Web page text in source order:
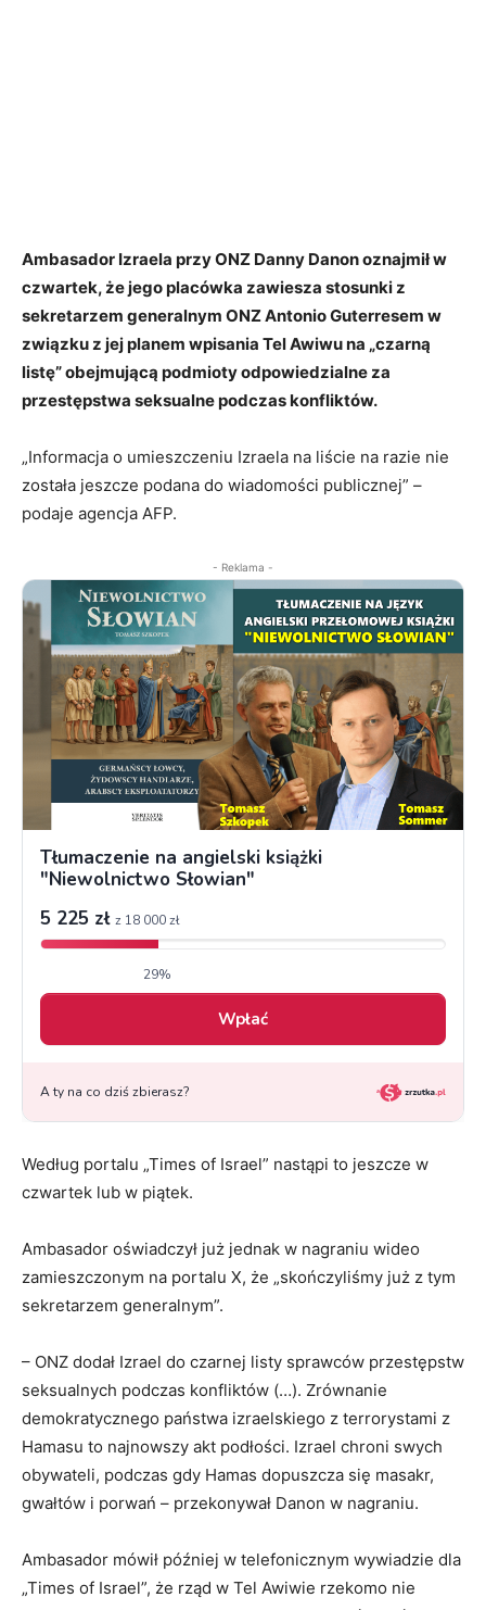
Ambasador Izraela przy ONZ Danny Danon oznajmił w
czwartek, że jego placówka zawiesza stosunki z
sekretarzem generalnym ONZ Antonio Guterresem w
związku z jej planem wpisania Tel Awiwu na „czarną
listę” obejmującą podmioty odpowiedzialne za
przestępstwa seksualne podczas konfliktów.
„Informacja o umieszczeniu Izraela na liście na razie nie
została jeszcze podana do wiadomości publicznej” –
podaje agencja AFP.
- Reklama -
Według portalu „Times of Israel” nastąpi to jeszcze w
czwartek lub w piątek.
Ambasador oświadczył już jednak w nagraniu wideo
zamieszczonym na portalu X, że „skończyliśmy już z tym
sekretarzem generalnym”.
– ONZ dodał Izrael do czarnej listy sprawców przestępstw
seksualnych podczas konfliktów (…). Zrównanie
demokratycznego państwa izraelskiego z terrorystami z
Hamasu to najnowszy akt podłości. Izrael chroni swych
obywateli, podczas gdy Hamas dopuszcza się masakr,
gwałtów i porwań – przekonywał Danon w nagraniu.
Ambasador mówił później w telefonicznym wywiadzie dla
„Times of Israel”, że rząd w Tel Awiwie rzekomo nie